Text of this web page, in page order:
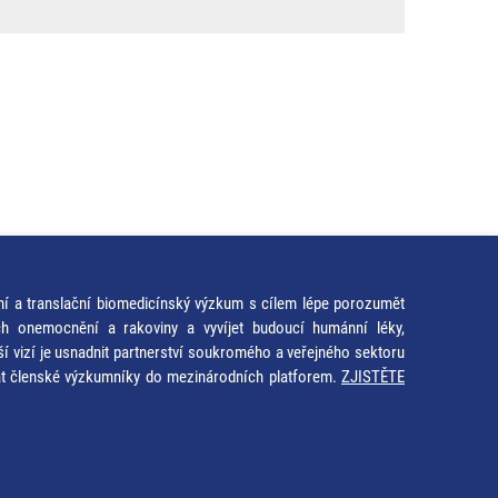
a translační biomedicínský výzkum s cílem lépe porozumět
onemocnění a rakoviny a vyvíjet budoucí humánní léky,
vizí je usnadnit partnerství soukromého a veřejného sektoru
členské výzkumníky do mezinárodních platforem. ZJISTĚTE